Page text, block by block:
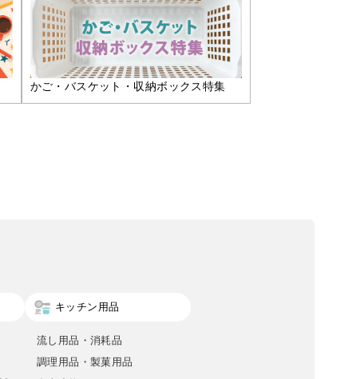
かご・バスケット・収納ボックス特集
キッチン用品
流し用品・消耗品
調理用品・製菓用品